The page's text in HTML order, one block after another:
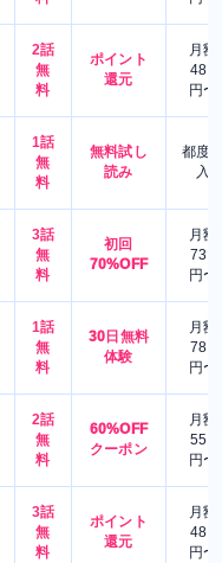
2話
無
料
ポイント
還元
月額
480
円〜
1話
無
料
無料試し
読み
都度
入
3話
無
料
初回
70%OFF
月額
730
円〜
1話
無
料
30日無料
体験
月額
780
円〜
2話
無
料
60%OFF
クーポン
月額
550
円〜
3話
無
料
ポイント
還元
月額
480
円〜